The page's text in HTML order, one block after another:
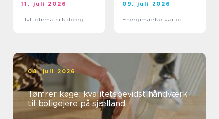
11. juli 2026
Flyttefirma silkeborg
09. juli 2026
Energimærke varde
08. juli 2026
Tømrer køge: kvalitetsbevidst håndværk
til boligejere på sjælland